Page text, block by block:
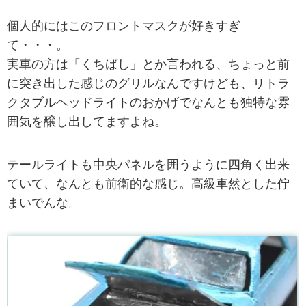
個人的にはこのフロントマスクが好きすぎ
て・・・。
実車の方は「くちばし」とか言われる、ちょっと前
に突き出した感じのグリルなんですけども、リトラ
クタブルヘッドライトのおかげでなんとも独特な雰
囲気を醸し出してますよね。
テールライトも中央パネルを囲うように四角く出来
ていて、なんとも前衛的な感じ。高級車然とした佇
まいでんな。